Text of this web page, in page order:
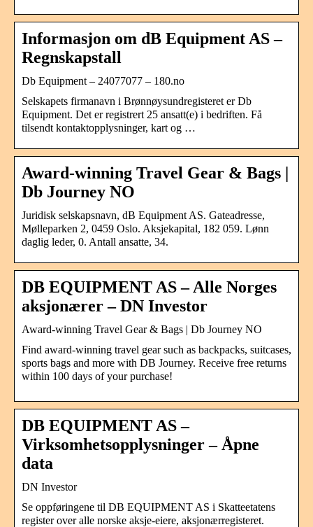
Informasjon om dB Equipment AS –
Regnskapstall
Db Equipment – 24077077 – 180.no
Selskapets firmanavn i Brønnøysundregisteret er Db
Equipment. Det er registrert 25 ansatt(e) i bedriften. Få
tilsendt kontaktopplysninger, kart og …
Award-winning Travel Gear & Bags |
Db Journey NO
Juridisk selskapsnavn, dB Equipment AS. Gateadresse,
Mølleparken 2, 0459 Oslo. Aksjekapital, 182 059. Lønn
daglig leder, 0. Antall ansatte, 34.
DB EQUIPMENT AS – Alle Norges
aksjonærer – DN Investor
Award-winning Travel Gear & Bags | Db Journey NO
Find award-winning travel gear such as backpacks, suitcases,
sports bags and more with DB Journey. Receive free returns
within 100 days of your purchase!
DB EQUIPMENT AS –
Virksomhetsopplysninger – Åpne
data
DN Investor
Se oppføringene til DB EQUIPMENT AS i Skatteetatens
register over alle norske aksje-eiere, aksjonærregisteret.